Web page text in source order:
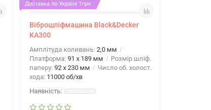
Доставка по Україні 1грн.
Віброшліфмашина Black&Decker
KA300
Амплітуда коливань: 2,0 мм
Платформа: 91 x 189 мм
Розмір шліф.
паперу: 92 х 230 мм
Число об. холост.
хода: 11000 об/хв